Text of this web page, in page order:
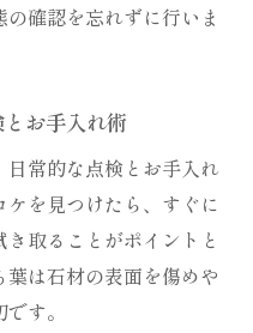
確認を忘れずに行いま
お手入れ術
常的な点検とお手入れ
を見つけたら、すぐに
取ることがポイントと
は石材の表面を傷めや
す。